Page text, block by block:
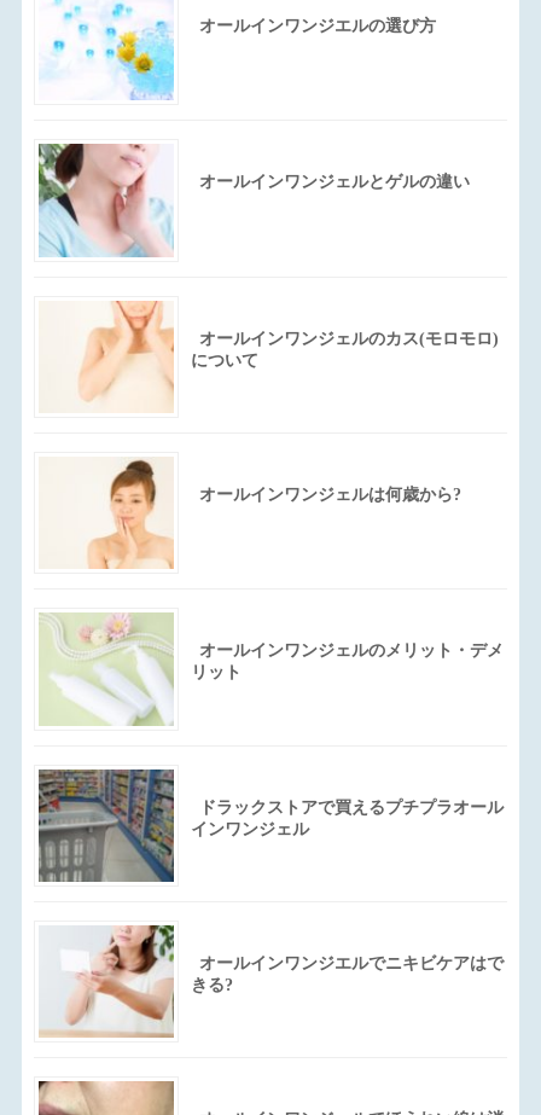
オールインワンジエルの選び方
オールインワンジェルとゲルの違い
オールインワンジェルのカス(モロモロ)
について
オールインワンジェルは何歳から?
オールインワンジェルのメリット・デメ
リット
ドラックストアで買えるプチプラオール
インワンジェル
オールインワンジエルでニキビケアはで
きる?